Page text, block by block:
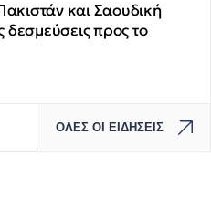
και Σαουδική
δεσμεύσεις προς το
ΟΛΕΣ ΟΙ ΕΙΔΗΣΕΙΣ